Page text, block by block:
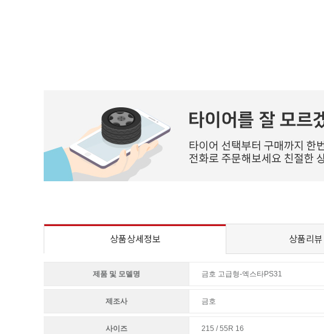
상품상세정보 상품리뷰
제품 및 모델명 금호 고급형-엑스타PS31
제조사 금호
사이즈 215 / 55R 16